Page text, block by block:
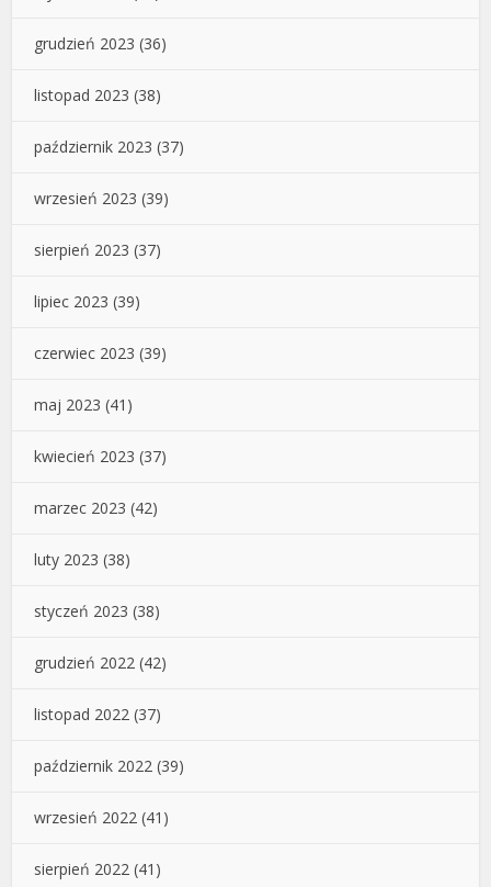
grudzień 2023 (36)
listopad 2023 (38)
październik 2023 (37)
wrzesień 2023 (39)
sierpień 2023 (37)
lipiec 2023 (39)
czerwiec 2023 (39)
maj 2023 (41)
kwiecień 2023 (37)
marzec 2023 (42)
luty 2023 (38)
styczeń 2023 (38)
grudzień 2022 (42)
listopad 2022 (37)
październik 2022 (39)
wrzesień 2022 (41)
sierpień 2022 (41)